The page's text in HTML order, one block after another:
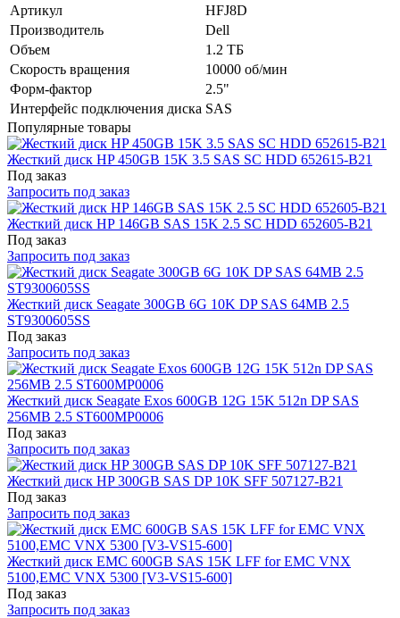
Артикул
HFJ8D
Производитель
Dell
Объем
1.2 ТБ
Скорость вращения
10000 об/мин
Форм-фактор
2.5"
Интерфейс подключения диска SAS
Популярные товары
Жесткий диск HP 450GB 15K 3.5 SAS SC HDD 652615-B21
Под заказ
Запросить под заказ
Жесткий диск HP 146GB SAS 15K 2.5 SC HDD 652605-B21
Под заказ
Запросить под заказ
Жесткий диск Seagate 300GB 6G 10K DP SAS 64MB 2.5
ST9300605SS
Под заказ
Запросить под заказ
Жесткий диск Seagate Exos 600GB 12G 15K 512n DP SAS
256MB 2.5 ST600MP0006
Под заказ
Запросить под заказ
Жесткий диск HP 300GB SAS DP 10K SFF 507127-B21
Под заказ
Запросить под заказ
Жесткий диск EMC 600GB SAS 15K LFF for EMC VNX
5100,EMC VNX 5300 [V3-VS15-600]
Под заказ
Запросить под заказ